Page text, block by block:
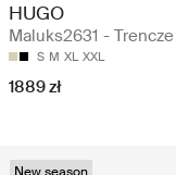
HUGO
Maluks2631 - Trencze
S M XL XXL
1889 zł